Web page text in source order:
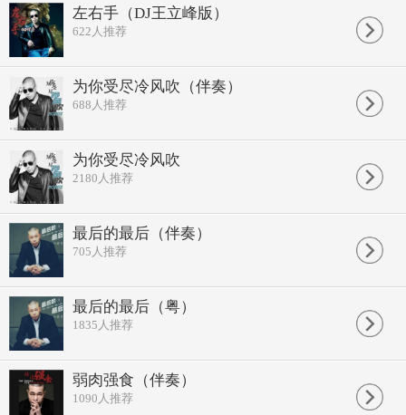
左右手（DJ王立峰版）
622 人推荐
为你受尽冷风吹（伴奏）
688 人推荐
为你受尽冷风吹
2180 人推荐
最后的最后（伴奏）
705 人推荐
最后的最后（粤）
1835 人推荐
弱肉强食（伴奏）
1090 人推荐